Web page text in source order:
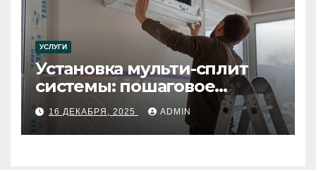
УСЛУГИ
Установка мульти-сплит
системы: пошаговое
руководство
16 ДЕКАБРЯ, 2025 ADMIN